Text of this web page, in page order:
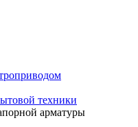
техники
арматуры